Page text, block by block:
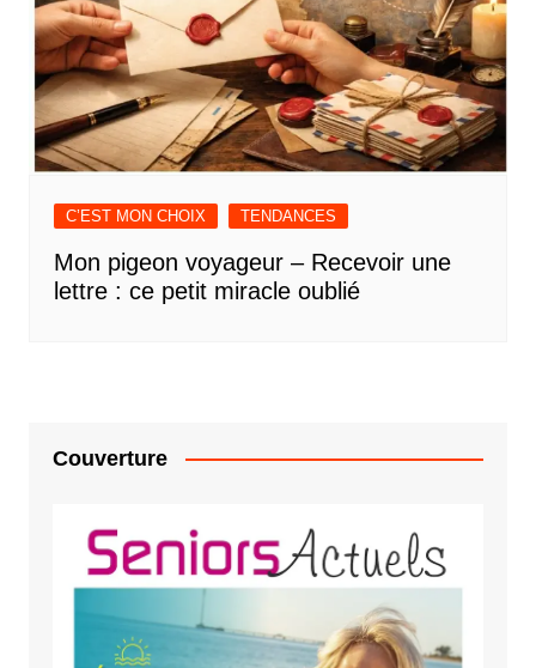
C’EST MON CHOIX TENDANCES
Mon pigeon voyageur – Recevoir une
lettre : ce petit miracle oublié
Couverture